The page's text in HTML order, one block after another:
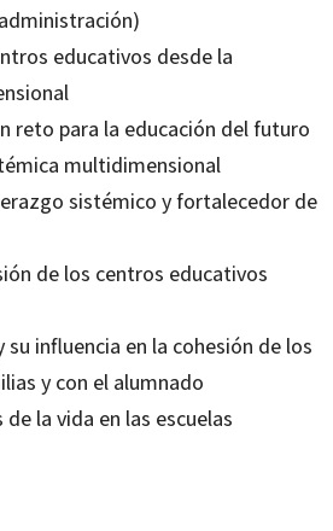
educativos desde la
reto para la educación del futuro
multidimensional
sistémico y fortalecedor de
de los centros educativos
influencia en la cohesión de los
y con el alumnado
la vida en las escuelas